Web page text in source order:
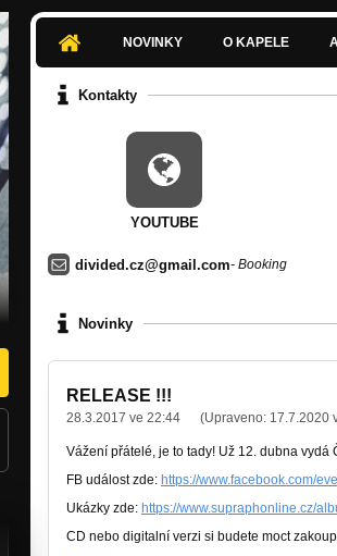
NOVINKY O KAPELE
Kontakty
YOUTUBE
divided.cz@gmail.com- Booking
Novinky
RELEASE !!!
28.3.2017 ve 22:44 (Upraveno: 17.7.2020
Vážení přátelé, je to tady! Už 12. dubna
FB událost zde: https://www.facebook.com/
Ukázky zde: https://www.supraphonline.cz/
CD nebo digitalní verzi si budete moct